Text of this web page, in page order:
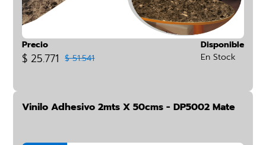
Precio
$ 25.771 $ 51.541
Disponible
En Stock
Vinilo Adhesivo 2mts X 50cms - DP5002 Mate